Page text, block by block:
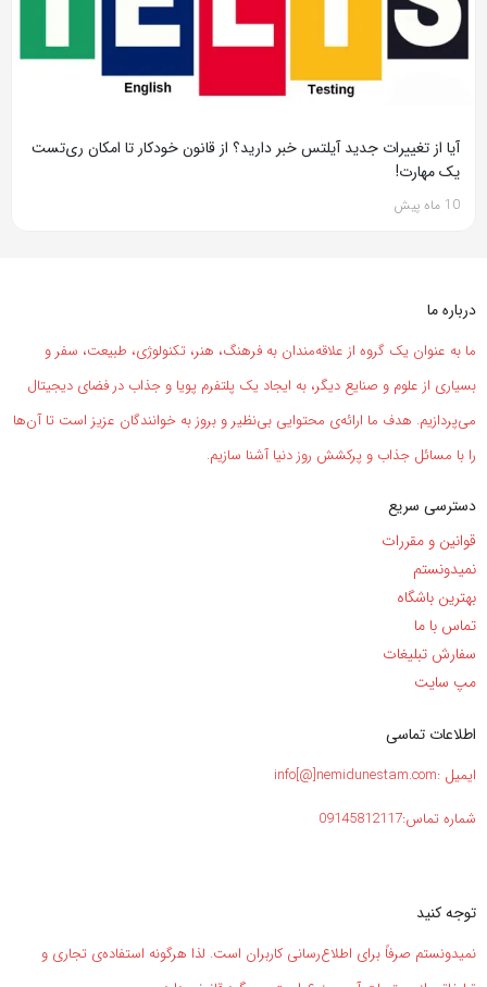
آیا از تغییرات جدید آیلتس خبر دارید؟ از قانون خودکار تا امکان ری‌تست
یک مهارت!
10 ماه پیش
درباره ما
ما به عنوان یک گروه از علاقه‌مندان به فرهنگ، هنر، تکنولوژی، طبیعت، سفر و
بسیاری از علوم و صنایع دیگر، به ایجاد یک پلتفرم پویا و جذاب در فضای دیجیتال
می‌پردازیم. هدف ما ارائه‌ی محتوایی بی‌نظیر و بروز به خوانندگان عزیز است تا آن‌ها
را با مسائل جذاب و پرکشش روز دنیا آشنا سازیم.
دسترسی سریع
قوانین و مقررات
نمیدونستم
بهترین باشگاه
تماس با ما
سفارش تبلیغات
مپ سایت
اطلاعات تماسی
ایمیل :info[@]nemidunestam.com
شماره تماس:09145812117
توجه کنید
نمیدونستم صرفاً برای اطلاع‌رسانی کاربران است. لذا هرگونه استفاده‌ی تجاری و